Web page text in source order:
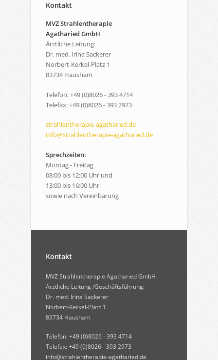
Kontakt
MVZ Strahlentherapie
Agatharied GmbH
Ärztliche Leitung:
Dr. med. Irina Sackerer
Norbert-Kerkel-Platz 1
83734 Hausham
Telefon: +49 (0)8026 - 393 4714
Telefax: +49 (0)8026 - 393 2973
strahlentherapie-agatharied.de
info@strahlentherapie-agatharied.de
Sprechzeiten:
Montag - Freitag
08:00 bis 12:00 Uhr und
13:00 bis 16:00 Uhr
sowie nach Vereinbarung
Kontakt
MVZ Strahlentherapie Agatharied GmbH
Ärztliche Leitung /Geschäftsführung:
Dr. med. Irina Sackerer
Norbert-Kerkel-Platz 1
83734 Hausham
Telefon: +49 (0)8026 - 393 4714
Telefax: +49 (0)8026 - 393 2973
info@strahlentherapie-agatharied.de